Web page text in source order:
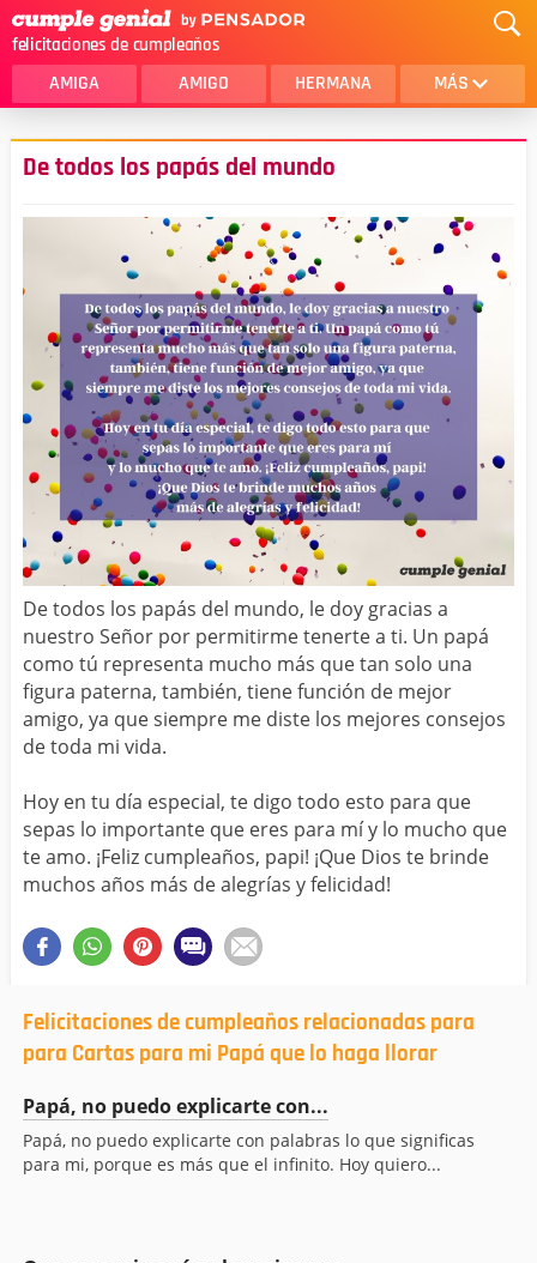
felicitaciones de cumpleaños
AMIGA AMIGO HERMANA MÁS
MAMA
AMOR
SOBRINA
HIJA
HERMANO
NOVIA
ESPOSO
PAPA
HOMBRE
TIA
CUÑADA
ALGUIEN ESPECIAL
PRIMO
TODAS LAS CATEGORÍAS
De todos los papás del mundo
De todos los papás del mundo, le doy gracias a
nuestro Señor por permitirme tenerte a ti. Un papá
como tú representa mucho más que tan solo una
figura paterna, también, tiene función de mejor
amigo, ya que siempre me diste los mejores consejos
de toda mi vida.
Hoy en tu día especial, te digo todo esto para que
sepas lo importante que eres para mí y lo mucho que
te amo. ¡Feliz cumpleaños, papi! ¡Que Dios te brinde
muchos años más de alegrías y felicidad!
Felicitaciones de cumpleaños relacionadas para
para Cartas para mi Papá que lo haga llorar
Papá, no puedo explicarte con...
Papá, no puedo explicarte con palabras lo que significas
para mi, porque es más que el infinito. Hoy quiero...